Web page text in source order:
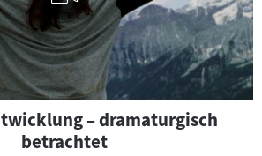
– dramaturgisch
betrachtet